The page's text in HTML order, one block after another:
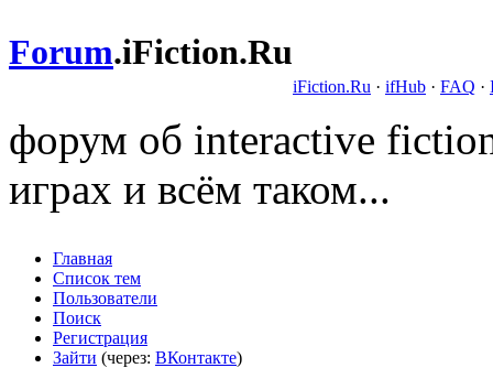
Forum.iFiction.Ru
iFiction.Ru · ifHub · FAQ ·
форум об interactive
играх и всём таком...
Главная
Список тем
Пользователи
Поиск
Регистрация
Зайти (через: ВКонтакте)